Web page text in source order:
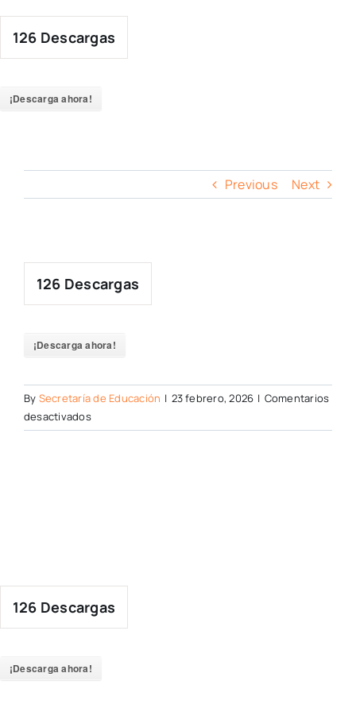
content
126 Descargas
¡Descarga ahora!
Previous Next
126 Descargas
¡Descarga ahora!
By Secretaría de Educación | 23 febrero, 2026 | Comentarios
desactivadosen
126 Descargas
¡Descarga ahora!